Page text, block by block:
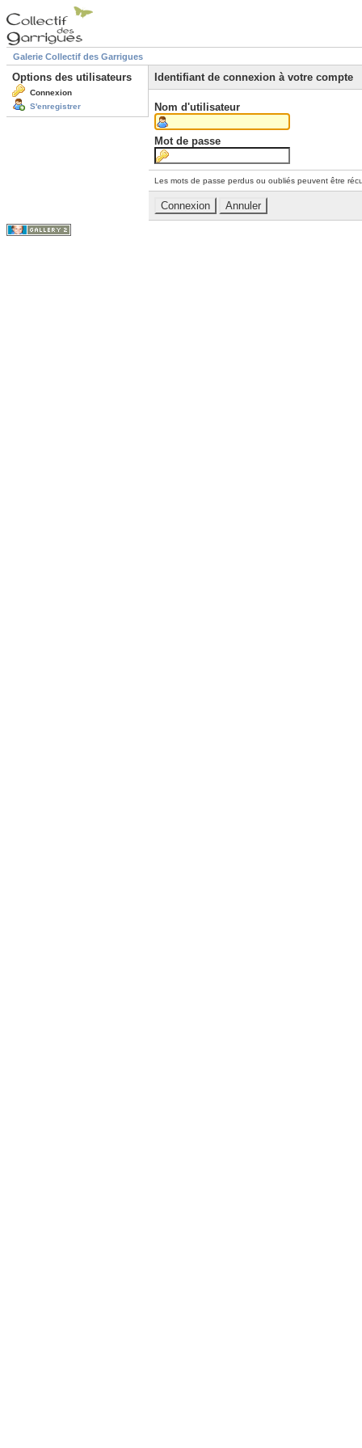
Galerie Collectif des Garrigues
Options des utilisateurs
Connexion
S'enregistrer
Identifiant de connexion à votre compte
Nom d'utilisateur
Mot de passe
Les mots de passe perdus ou oubliés peuvent être